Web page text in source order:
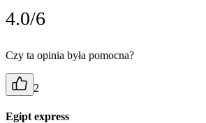
4.0/6
Czy ta opinia była pomocna?
2
Egipt express